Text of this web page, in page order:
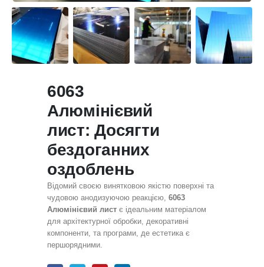
6063
Алюмінієвий
лист: Досягти
бездоганних
оздоблень
Відомий своєю винятковою якістю поверхні та
чудовою анодизуючою реакцією, 6063
Алюмінієвий лист є ідеальним матеріалом
для архітектурної обробки, декоративні
компоненти, та програми, де естетика є
першорядними.